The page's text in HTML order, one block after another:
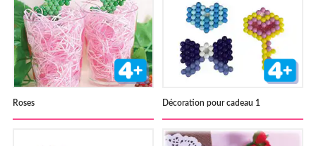
Roses Décoration pour cadeau 1